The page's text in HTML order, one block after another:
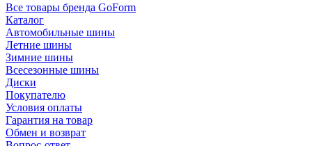
Все товары бренда GoForm
Каталог
Автомобильные шины
Летние шины
Зимние шины
Всесезонные шины
Диски
Покупателю
Условия оплаты
Гарантия на товар
Обмен и возврат